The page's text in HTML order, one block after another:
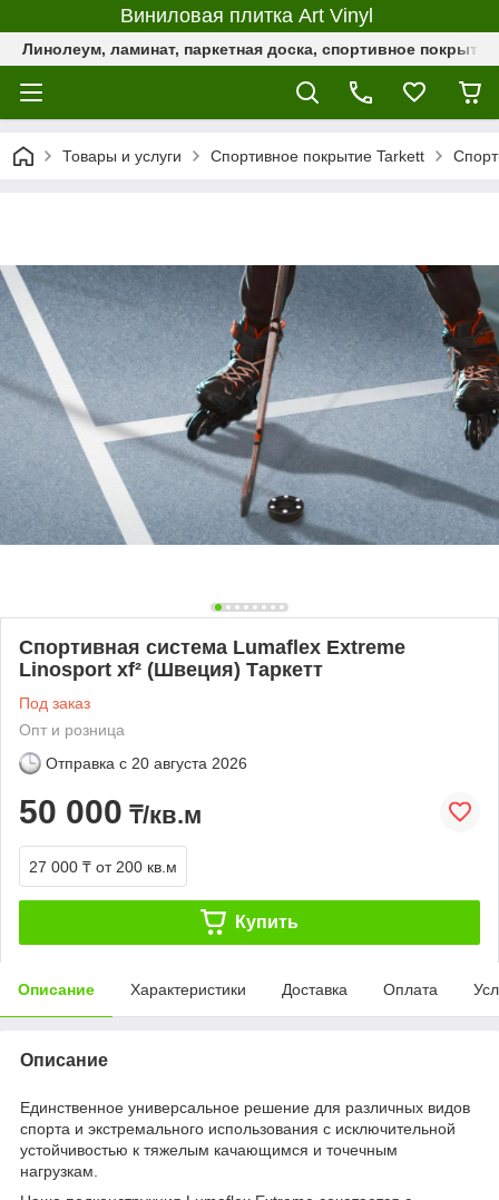
Виниловая плитка Art Vinyl
Линолеум, ламинат, паркетная доска, спортивное
Товары и услуги Спортивное покрытие Tarkett
Спортивная система Lumaflex Extreme
Linosport xf² (Швеция) Таркетт
Под заказ
Опт и розница
Отправка с 20 августа 2026
50 000 ₸/кв.м
27 000 ₸ от 200 кв.м
Купить
Описание Характеристики Доставка Оплата
Описание
Единственное универсальное решение для различных видов
спорта и экстремального использования с исключительной
устойчивостью к тяжелым качающимся и точечным
нагрузкам.